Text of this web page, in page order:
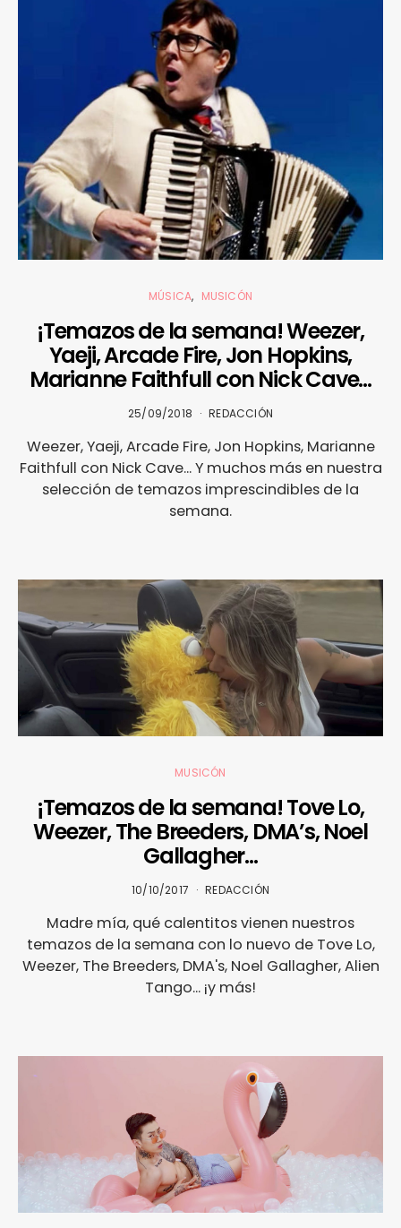
MÚSICA MUSICÓN
¡Temazos de la semana! Weezer,
Yaeji, Arcade Fire, Jon Hopkins,
Marianne Faithfull con Nick Cave…
25/09/2018 REDACCIÓN
Weezer, Yaeji, Arcade Fire, Jon Hopkins, Marianne
Faithfull con Nick Cave... Y muchos más en nuestra
selección de temazos imprescindibles de la
semana.
MUSICÓN
¡Temazos de la semana! Tove Lo,
Weezer, The Breeders, DMA’s, Noel
Gallagher…
10/10/2017 REDACCIÓN
Madre mía, qué calentitos vienen nuestros
temazos de la semana con lo nuevo de Tove Lo,
Weezer, The Breeders, DMA's, Noel Gallagher, Alien
Tango... ¡y más!